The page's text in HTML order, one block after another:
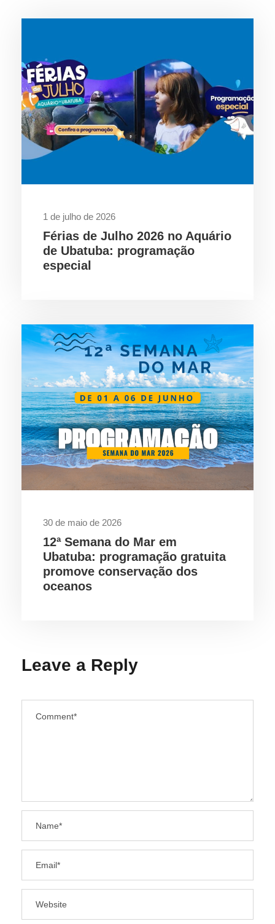
1 de julho de 2026
Férias de Julho 2026 no Aquário
de Ubatuba: programação
especial
30 de maio de 2026
12ª Semana do Mar em
Ubatuba: programação gratuita
promove conservação dos
oceanos
Leave a Reply